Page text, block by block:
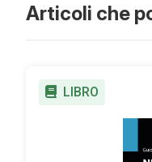
Articoli che
LIBRO